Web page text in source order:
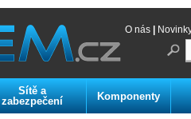
O nás
Sítě a
zabezpečení
Komponenty